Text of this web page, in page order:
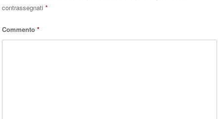
contrassegnati*
Commento*